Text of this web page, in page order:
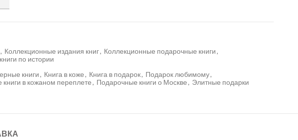
, Коллекционные издания книг, Коллекционные подарочные книги,
по истории
книги, Книга в коже, Книга в подарок, Подарок любимому,
в кожаном переплете, Подарочные книги о Москве, Элитные подарки